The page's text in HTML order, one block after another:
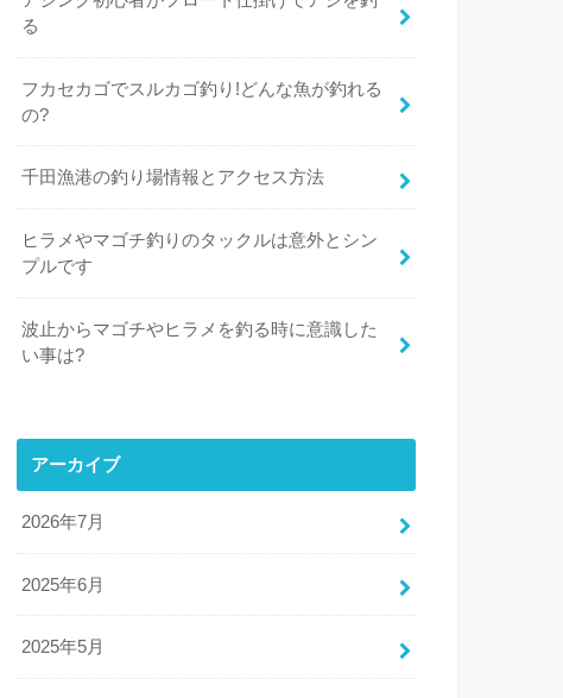
る
フカセカゴでスルカゴ釣り!どんな魚が釣れる
の?
千田漁港の釣り場情報とアクセス方法
ヒラメやマゴチ釣りのタックルは意外とシン
プルです
波止からマゴチやヒラメを釣る時に意識した
い事は?
アーカイブ
2026年7月
2025年6月
2025年5月